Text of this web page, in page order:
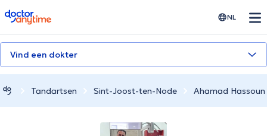
doctoranytime NL
Vind een dokter
Tandartsen Sint-Joost-ten-Node Ahamad Hassoun